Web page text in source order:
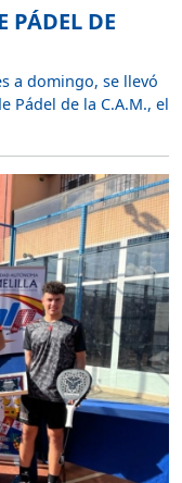
PÁDEL DE
a domingo, se llevó
Pádel de la C.A.M., el